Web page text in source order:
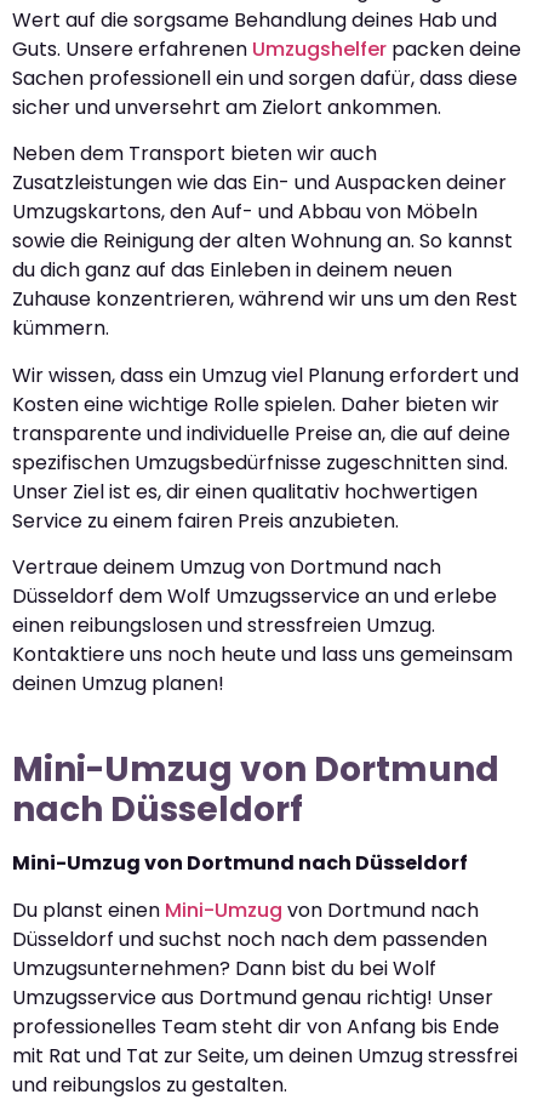
Wert auf die sorgsame Behandlung deines Hab und
Guts. Unsere erfahrenen Umzugshelfer packen deine
Sachen professionell ein und sorgen dafür, dass diese
sicher und unversehrt am Zielort ankommen.
Neben dem Transport bieten wir auch
Zusatzleistungen wie das Ein- und Auspacken deiner
Umzugskartons, den Auf- und Abbau von Möbeln
sowie die Reinigung der alten Wohnung an. So kannst
du dich ganz auf das Einleben in deinem neuen
Zuhause konzentrieren, während wir uns um den Rest
kümmern.
Wir wissen, dass ein Umzug viel Planung erfordert und
Kosten eine wichtige Rolle spielen. Daher bieten wir
transparente und individuelle Preise an, die auf deine
spezifischen Umzugsbedürfnisse zugeschnitten sind.
Unser Ziel ist es, dir einen qualitativ hochwertigen
Service zu einem fairen Preis anzubieten.
Vertraue deinem Umzug von Dortmund nach
Düsseldorf dem Wolf Umzugsservice an und erlebe
einen reibungslosen und stressfreien Umzug.
Kontaktiere uns noch heute und lass uns gemeinsam
deinen Umzug planen!
Mini-Umzug von Dortmund
nach Düsseldorf
Mini-Umzug von Dortmund nach Düsseldorf
Du planst einen Mini-Umzug von Dortmund nach
Düsseldorf und suchst noch nach dem passenden
Umzugsunternehmen? Dann bist du bei Wolf
Umzugsservice aus Dortmund genau richtig! Unser
professionelles Team steht dir von Anfang bis Ende
mit Rat und Tat zur Seite, um deinen Umzug stressfrei
und reibungslos zu gestalten.